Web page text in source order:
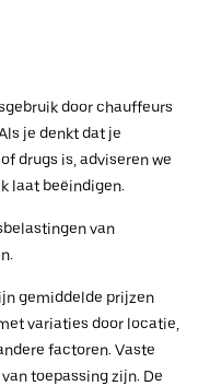
door chauffeurs
je denkt dat je
drugs is, adviseren we
laat beëindigen.
van
gemiddelde prijzen
variaties door locatie,
factoren. Vaste
toepassing zijn. De